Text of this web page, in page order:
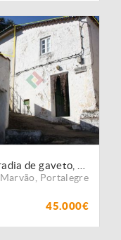
Marvão Portalegre
45.000€